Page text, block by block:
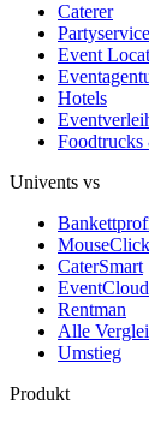
Caterer
Partyservice
Event
Hotels
Foodtrucks
Univents vs
MouseClick
CaterSmart
EventCloud
Rentman
Alle
Umstieg
Produkt